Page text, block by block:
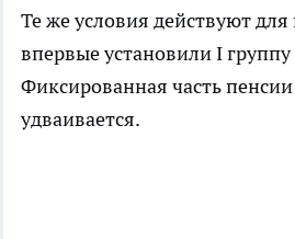
Те же условия действуют
впервые установили I
Фиксированная часть
удваивается.